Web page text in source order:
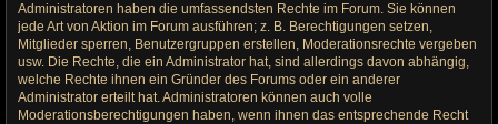
Administratoren haben die umfassendsten Rechte im Forum. Sie können
jede Art von Aktion im Forum ausführen; z. B. Berechtigungen setzen,
Mitglieder sperren, Benutzergruppen erstellen, Moderationsrechte vergeben
usw. Die Rechte, die ein Administrator hat, sind allerdings davon abhängig,
welche Rechte ihnen ein Gründer des Forums oder ein anderer
Administrator erteilt hat. Administratoren können auch volle
Moderationsberechtigungen haben, wenn ihnen das entsprechende Recht